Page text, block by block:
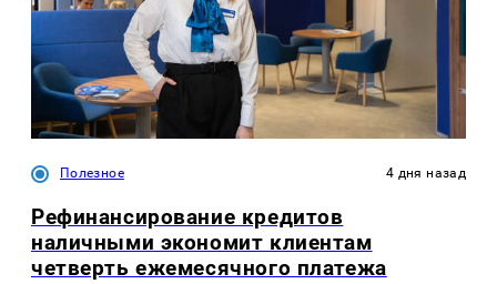
Полезное 4 дня назад
Рефинансирование кредитов
наличными экономит клиентам
четверть ежемесячного платежа